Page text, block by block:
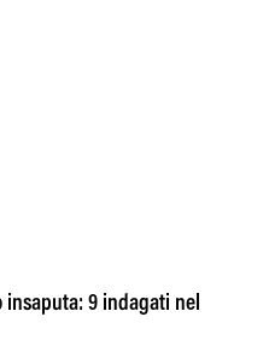
9 indagati nel